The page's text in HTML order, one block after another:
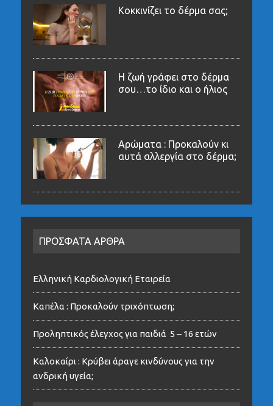
Κοκκινίζει το δέρμα σας;
Η ζωή γράφει στο δέρμα
σου…το ίδιο και ο ήλιος
Αρώματα : Προκαλούν κι
αυτά αλλεργία στο δέρμα;
ΠΡΟΣΦΑΤΑ ΑΡΘΡΑ
Ελληνική Καρδιολογική Εταιρεία
Καπέλα : Προκαλούν τριχόπτωση;
Προληπτικός έλεγχος για παιδιά 5 – 16 ετών
Καλοκαίρι : Κρύβει άραγε κινδύνους για την
ανδρική υγεία;